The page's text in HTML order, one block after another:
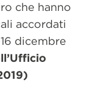
che hanno
accordati
dicembre